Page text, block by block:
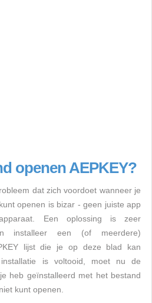
openen AEPKEY?
dat zich voordoet wanneer je
openen is bizar - geen juiste app
Een oplossing is zeer
installeer een (of meerdere)
lijst die je op deze blad kan
is voltooid, moet nu de
heb geïnstalleerd met het bestand
kunt openen.